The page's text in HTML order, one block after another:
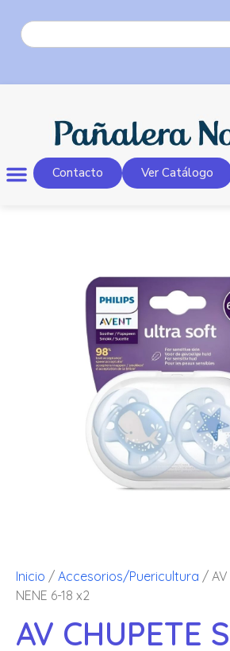
Contacto Ver Catálogo
Inicio / Accesorios/Puericultura / AV
NENE 6-18 x2
AV CHUPETE